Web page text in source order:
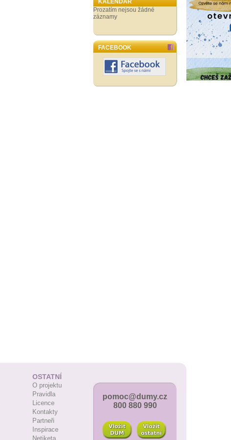
KALENDÁŘ
Prozatím nejsou žádné
záznamy
FACEBOOK
OSTATNÍ
O projektu
Pravidla
Licence
Kontakty
Partneři
Inspirace
Netiketa
pomoc@dumy.cz
800 880 990